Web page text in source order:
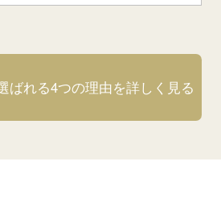
ばれる4つの理由を詳しく見る